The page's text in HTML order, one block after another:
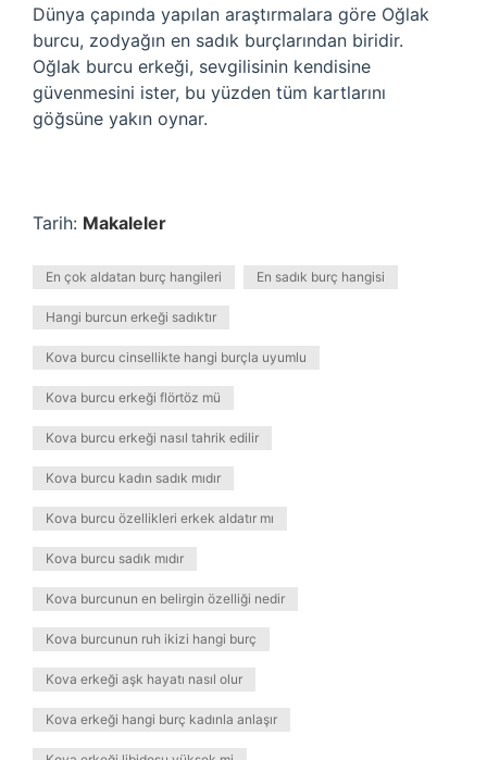
Dünya çapında yapılan araştırmalara göre Oğlak
burcu, zodyağın en sadık burçlarından biridir.
Oğlak burcu erkeği, sevgilisinin kendisine
güvenmesini ister, bu yüzden tüm kartlarını
göğsüne yakın oynar.
Tarih: Makaleler
En çok aldatan burç hangileri En sadık burç hangisi
Hangi burcun erkeği sadıktır
Kova burcu cinsellikte hangi burçla uyumlu
Kova burcu erkeği flörtöz mü
Kova burcu erkeği nasıl tahrik edilir
Kova burcu kadın sadık mıdır
Kova burcu özellikleri erkek aldatır mı
Kova burcu sadık mıdır
Kova burcunun en belirgin özelliği nedir
Kova burcunun ruh ikizi hangi burç
Kova erkeği aşk hayatı nasıl olur
Kova erkeği hangi burç kadınla anlaşır